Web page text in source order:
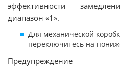
эффективности
диапазон «1».
Для механической
переключитесь на
Предупреждение